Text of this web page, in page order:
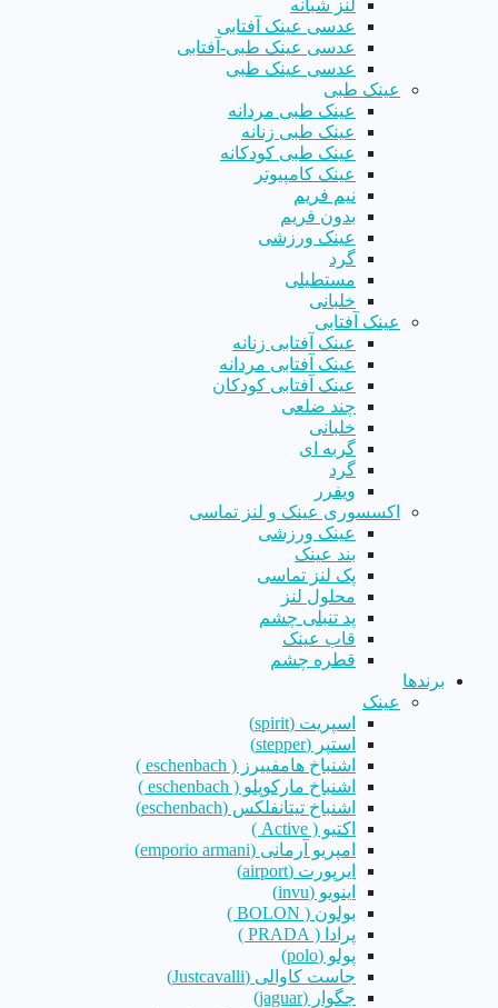
لنز شبانه
عدسی عینک آفتابی
عدسی عینک طبی-آفتابی
عدسی عینک طبی
عینک طبی
عینک طبی مردانه
عینک طبی زنانه
عینک طبی کودکانه
عینک کامپیوتر
نیم فریم
بدون فریم
عینک ورزشی
گرد
مستطیلی
خلبانی
عینک آفتابی
عینک آفتابی زنانه
عینک آفتابی مردانه
عینک آفتابی کودکان
چند ضلعی
خلبانی
گربه ای
گرد
ویفرر
اکسسوری عینک و لنز تماسی
عینک ورزشی
بند عینک
پک لنز تماسی
محلول لنز
پد تنبلی چشم
قاب عینک
قطره چشم
برندها
عینک
اسپریت (spirit)
استپر (stepper)
اشنباخ هامفییرز ( eschenbach )
اشنباخ مارکوپلو ( eschenbach )
اشنباخ تیتانفلکس (eschenbach)
اکتیو ( Active )
امپریو آرمانی (emporio armani)
ایرپورت (airport)
اینویو (invu)
بولون ( BOLON )
پرادا ( PRADA )
پولو (polo)
جاست کاوالی (Justcavalli)
جگوار (jaguar)